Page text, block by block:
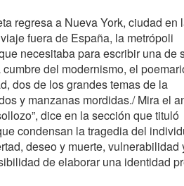
regresa a Nueva York, ciudad en
fuera de España, la metrópoli
necesitaba para escribir una de
del modernismo, el
dos de los grandes temas de la
y manzanas mordidas./ Mira el
dice en la sección que tituló
condensan la tragedia del
deseo y muerte, vulnerabilidad
de elaborar una identidad